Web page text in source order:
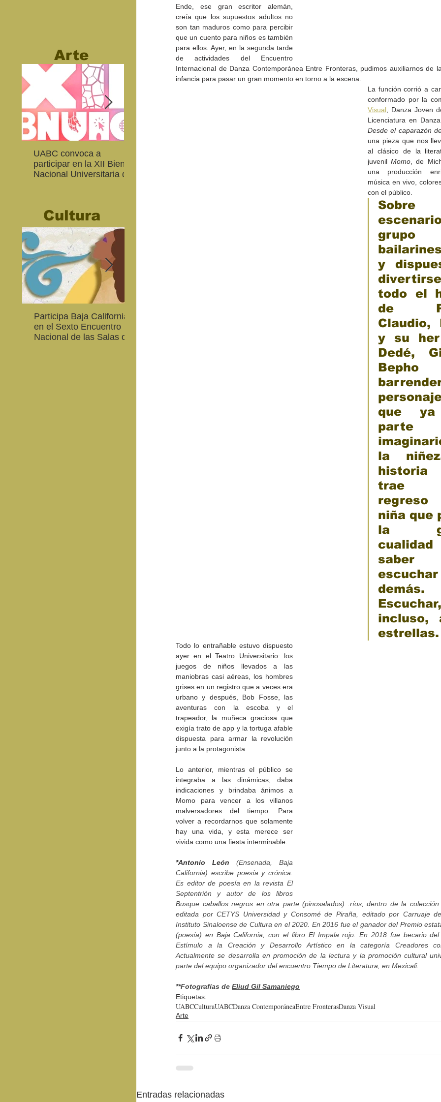
Ende, ese gran escritor alemán,
creía que los supuestos adultos no
son tan maduros como para percibir
que un cuento para niños es también
para ellos. Ayer, en la segunda tarde
de actividades del Encuentro
Internacional de Danza Contemporánea Entre Fronteras, pudimos auxiliarnos de
infancia para pasar un gran momento en torno a la escena.
La función corrió a
conformado por la
Visual , Danza Joven
Desde el caparazón
una pieza que nos
al clásico de la
juvenil Momo , de
una producción
música en vivo,
con el público.
y
todo el
de
Claudio,
y su
Dedé,
que ya
parte
la
trae
niña que
la
saber
demás.
Escuchar,
incluso,
estrellas.
Todo lo entrañable estuvo dispuesto
ayer en el Teatro Universitario: los
juegos de niños llevados a las
maniobras casi aéreas, los hombres
grises en un registro que a veces era
urbano y después, Bob Fosse, las
aventuras con la escoba y el
trapeador, la muñeca graciosa que
exigía trato de app y la tortuga afable
dispuesta para armar la revolución
junto a la protagonista.
Lo anterior, mientras el público se
integraba a las dinámicas, daba
indicaciones y brindaba ánimos a
Momo para vencer a los villanos
malversadores del tiempo. Para
volver a recordarnos que solamente
hay una vida, y esta merece ser
vivida como una fiesta interminable.
*Antonio León (Ensenada, Baja
California) escribe poesía y crónica.
Es editor de poesía en la revista El
Septentrión y autor de los libros
Busque caballos negros en otra parte (pinosalados) :ríos, dentro de la colección
editada por CETYS Universidad y Consomé de Piraña, editado por Carruaje
Instituto Sinaloense de Cultura en el 2020. En 2016 fue el ganador del Premio
(poesía) en Baja California, con el libro El Impala rojo. En 2018 fue becario
Estímulo a la Creación y Desarrollo Artístico en la categoría Creadores
Actualmente se desarrolla en promoción de la lectura y la promoción cultural
parte del equipo organizador del encuentro Tiempo de Literatura, en Mexicali.
**Fotografías de Eliud Gil Samaniego
Etiquetas:
UABCCulturaUABCDanza ContemporáneaEntre FronterasDanza Visual
Arte
Entradas relacionadas
Arte
UABC convoca a
participar en la XII Bienal
Nacional Universitaria de
Presenta Heras 'Una de
Cultura
Participa Baja California
en el Sexto Encuentro
Nacional de las Salas de
Cristina Rivera Garza
reflexiona sobre
justicia y literatura